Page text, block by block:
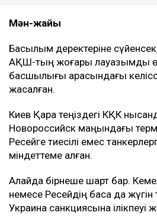
Мән-жайы
Басылым деректеріне
АҚШ-тың жоғары лауазымды
басшылығы арасындағы
жасалған.
Киев Қара теңіздегі КҚК
Новороссийск маңындағы
Ресейге тиесілі емес
міндеттеме алған.
Алайда бірнеше шарт бар.
немесе Ресейдің басқа да
Украина санкциясына ілікпеуі